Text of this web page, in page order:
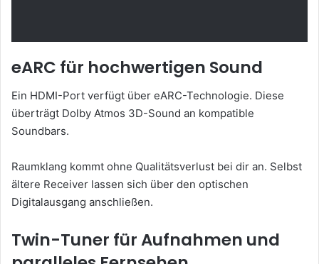
eARC für hochwertigen Sound
Ein HDMI-Port verfügt über eARC-Technologie. Diese
überträgt Dolby Atmos 3D-Sound an kompatible
Soundbars.
Raumklang kommt ohne Qualitätsverlust bei dir an. Selbst
ältere Receiver lassen sich über den optischen
Digitalausgang anschließen.
Twin-Tuner für Aufnahmen und